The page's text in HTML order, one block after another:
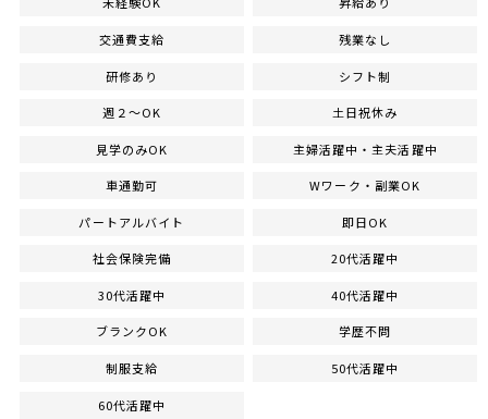
交通費支給 残業なし
研修あり シフト制
週２～OK 土日祝休み
見学のみOK 主婦活躍中・主夫活躍中
車通勤可 Wワーク・副業OK
パートアルバイト 即日OK
社会保険完備 20代活躍中
30代活躍中 40代活躍中
ブランクOK 学歴不問
制服支給 50代活躍中
60代活躍中